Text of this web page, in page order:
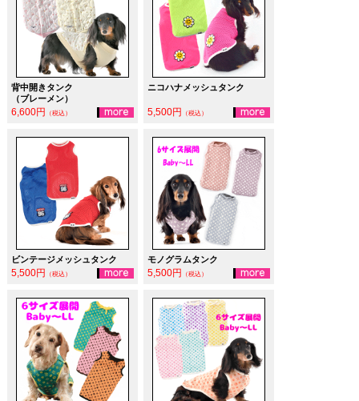
背中開きタンク
（ブレーメン）
6,600円 （税込）
ニコハナメッシュタンク
5,500円 （税込）
ビンテージメッシュタンク
5,500円 （税込）
モノグラムタンク
5,500円 （税込）